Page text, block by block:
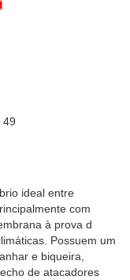
49
ideal entre
com
à prova d
Possuem um
e biqueira,
de atacadores